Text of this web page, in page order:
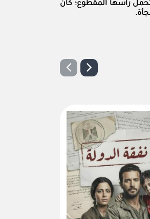
رأسها المقطوع؛ كان